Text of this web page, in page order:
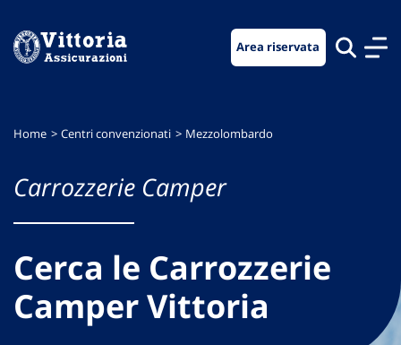
menu
contenuto
footer
Area riservata
Home Centri convenzionati Mezzolombardo
Carrozzerie Camper
Cerca le Carrozzerie
Camper Vittoria